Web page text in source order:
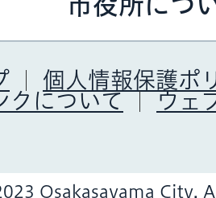
個人情報保護ポ
クについて
ウェ
Osakasayama City.